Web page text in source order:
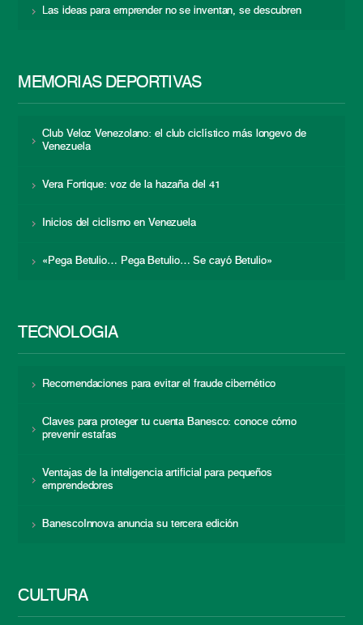
Las ideas para emprender no se inventan, se descubren
MEMORIAS DEPORTIVAS
Club Veloz Venezolano: el club ciclístico más longevo de
Venezuela
Vera Fortique: voz de la hazaña del 41
Inicios del ciclismo en Venezuela
«Pega Betulio… Pega Betulio… Se cayó Betulio»
TECNOLOGÍA
Recomendaciones para evitar el fraude cibernético
Claves para proteger tu cuenta Banesco: conoce cómo
prevenir estafas
Ventajas de la inteligencia artificial para pequeños
emprendedores
BanescoInnova anuncia su tercera edición
CULTURA